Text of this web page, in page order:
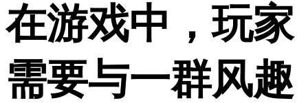
在游戏中，玩家
需要与一群风趣